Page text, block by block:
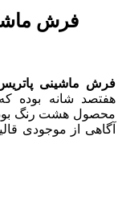
فرش
فرش ماشینی
آگاهی از موجودی